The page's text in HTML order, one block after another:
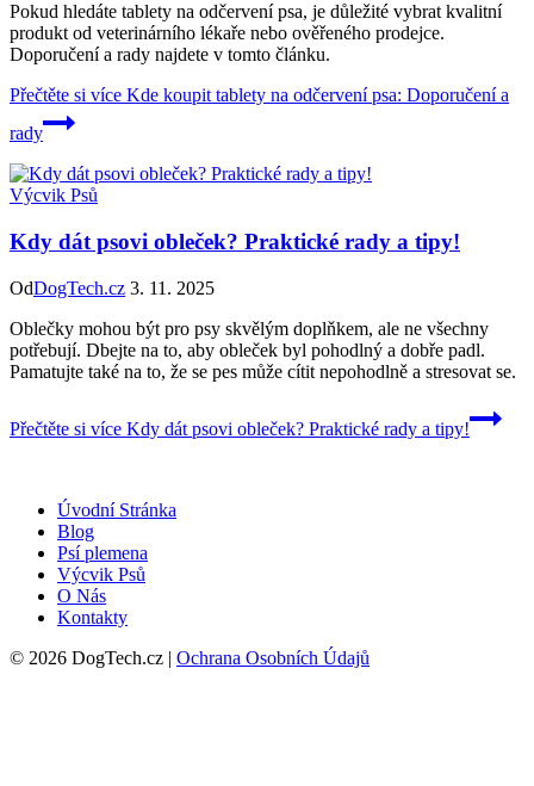
Pokud hledáte tablety na odčervení psa, je důležité vybrat kvalitní
produkt od veterinárního lékaře nebo ověřeného prodejce.
Doporučení a rady najdete v tomto článku.
Přečtěte si více Kde koupit tablety na odčervení psa: Doporučení a
rady
Výcvik Psů
Kdy dát psovi obleček? Praktické rady a tipy!
OdDogTech.cz 3. 11. 2025
Oblečky mohou být pro psy skvělým doplňkem, ale ne všechny
potřebují. Dbejte na to, aby obleček byl pohodlný a dobře padl.
Pamatujte také na to, že se pes může cítit nepohodlně a stresovat se.
Přečtěte si více Kdy dát psovi obleček? Praktické rady a tipy!
Úvodní Stránka
Blog
Psí plemena
Výcvik Psů
O Nás
Kontakty
© 2026 DogTech.cz | Ochrana Osobních Údajů